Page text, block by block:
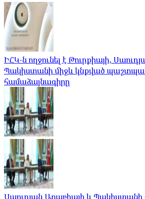
ԻՀԿ-ն ողջունել է Թուրքիայի,
Պակիստանի միջև կնքված
համաձայնագիրը
Սաուդյան Արաբիայի և Պակիստանի